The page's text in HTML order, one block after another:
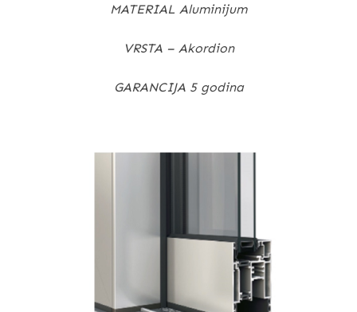
MATERIAL Aluminijum
VRSTA – Akordion
GARANCIJA 5 godina